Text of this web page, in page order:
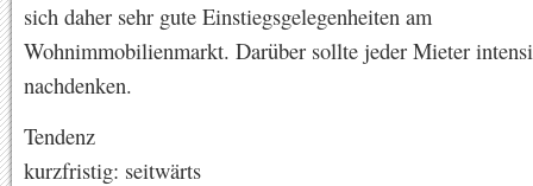
sich daher sehr gute Einstiegsgelegenheiten am
Wohnimmobilienmarkt. Darüber sollte jeder Mieter
nachdenken.
Tendenz
kurzfristig: seitwärts